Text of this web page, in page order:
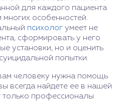
для каждого пациента
многих особенностей.
психолог умеет не
сформировать у него
установки, но и оценить
попытки.
человеку нужна помощь
всегда найдете ее в нашей
только профессионалы